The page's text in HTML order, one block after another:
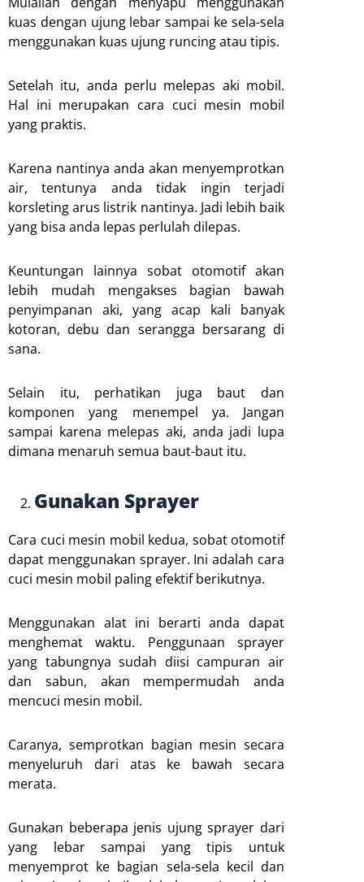
kuas dengan ujung lebar sampai ke sela-sela
menggunakan kuas ujung runcing atau tipis.
Setelah itu, anda perlu melepas aki mobil.
Hal ini merupakan cara cuci mesin mobil
yang praktis.
Karena nantinya anda akan menyemprotkan
air, tentunya anda tidak ingin terjadi
korsleting arus listrik nantinya. Jadi lebih baik
yang bisa anda lepas perlulah dilepas.
Keuntungan lainnya sobat otomotif akan
lebih mudah mengakses bagian bawah
penyimpanan aki, yang acap kali banyak
kotoran, debu dan serangga bersarang di
sana.
Selain itu, perhatikan juga baut dan
komponen yang menempel ya. Jangan
sampai karena melepas aki, anda jadi lupa
dimana menaruh semua baut-baut itu.
Gunakan Sprayer
Cara cuci mesin mobil kedua, sobat otomotif
dapat menggunakan sprayer. Ini adalah cara
cuci mesin mobil paling efektif berikutnya.
Menggunakan alat ini berarti anda dapat
menghemat waktu. Penggunaan sprayer
yang tabungnya sudah diisi campuran air
dan sabun, akan mempermudah anda
mencuci mesin mobil.
Caranya, semprotkan bagian mesin secara
menyeluruh dari atas ke bawah secara
merata.
Gunakan beberapa jenis ujung sprayer dari
yang lebar sampai yang tipis untuk
menyemprot ke bagian sela-sela kecil dan